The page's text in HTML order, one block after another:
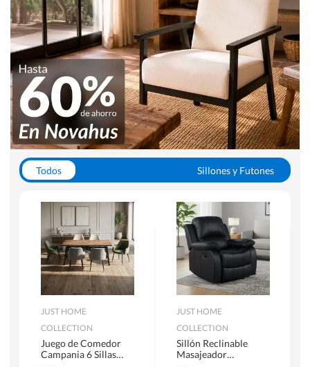
Todos
Sillones y Futones
Escritorios y Sillas PC
Racks y Muebles TV
Alfombras
JUST HOME
COLLECTION
Juego de Comedor
Campania 6 Sillas
JUST HOME
COLLECTION
Sillón Reclinable
Masajeador